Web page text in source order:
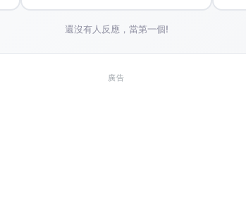
還沒有人反應，當第一個!
廣告